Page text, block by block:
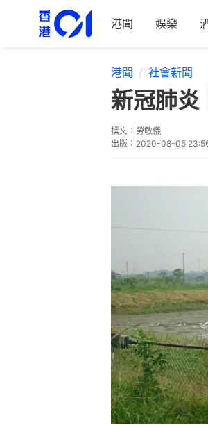
港聞 娛樂
港聞 社會新聞
新冠肺
撰文： 勞敏儀
出版： 2020-08-05